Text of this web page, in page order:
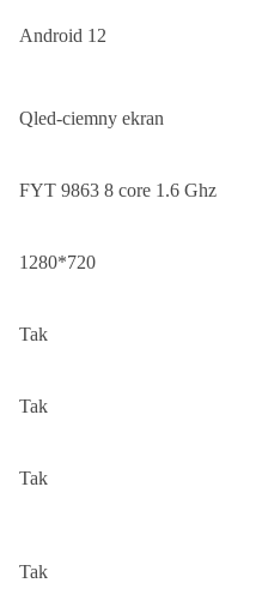
Android 12
Qled-ciemny ekran
FYT 9863 8 core 1.6 Ghz
1280*720
Tak
Tak
Tak
Tak